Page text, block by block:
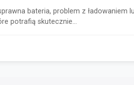
bateria, problem z ładowaniem
potrafią skutecznie...